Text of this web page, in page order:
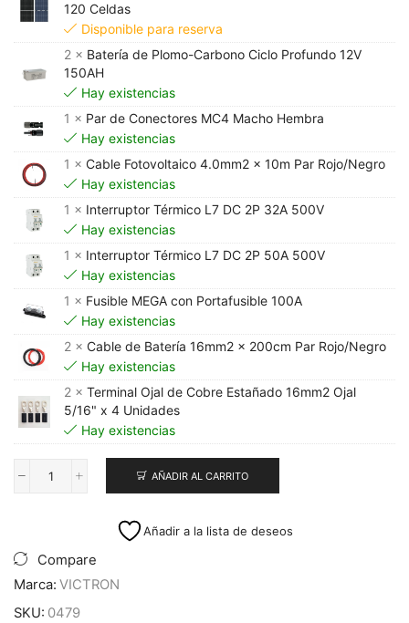
120 Celdas
Disponible para reserva
2 × Batería de Plomo-Carbono Ciclo Profundo 12V
150AH
Hay existencias
1 × Par de Conectores MC4 Macho Hembra
Hay existencias
1 × Cable Fotovoltaico 4.0mm2 x 10m Par Rojo/Negro
Hay existencias
1 × Interruptor Térmico L7 DC 2P 32A 500V
Hay existencias
1 × Interruptor Térmico L7 DC 2P 50A 500V
Hay existencias
1 × Fusible MEGA con Portafusible 100A
Hay existencias
2 × Cable de Batería 16mm2 x 200cm Par Rojo/Negro
Hay existencias
2 × Terminal Ojal de Cobre Estañado 16mm2 Ojal
5/16" x 4 Unidades
Hay existencias
Kit
24/220V
x
Día
AÑADIR AL CARRITO
Añadir a la lista de deseos
Compare
Marca: VICTRON
SKU: 0479